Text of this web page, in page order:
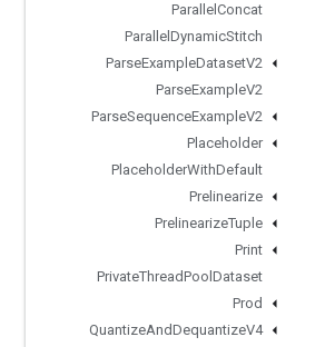
Parallel Concat
Parallel DynamicStitch
ParseExampleDatasetV2
ParseExampleV2
ParseSequenceExampleV2
Placeholder
PlaceholderWithDefault
Prelinearize
PrelinearizeTuple
Print
PrivateThreadPool Dataset
Prod
QuantizeAndDequantizeV4